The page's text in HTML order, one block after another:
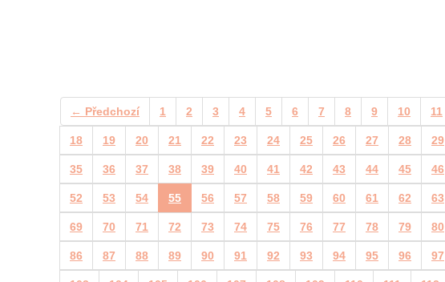
← Předchozí 1 2 3 4 5 6 7 8 9 10 11
18 19 20 21 22 23 24 25 26 27 28 29
35 36 37 38 39 40 41 42 43 44 45 46
52 53 54 55 56 57 58 59 60 61 62 63
69 70 71 72 73 74 75 76 77 78 79 80
86 87 88 89 90 91 92 93 94 95 96 97